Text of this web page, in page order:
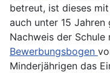
betreut, ist dieses
auch unter 15
Nachweis der Schule
Bewerbungsbogen
Minderjährigen das